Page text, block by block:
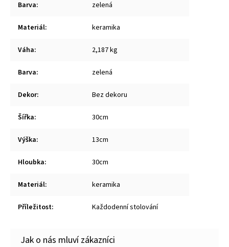
Barva: zelená
Materiál: keramika
Váha: 2,187 kg
Barva: zelená
Dekor: Bez dekoru
Šířka: 30cm
Výška: 13cm
Hloubka: 30cm
Materiál: keramika
Příležitost: Každodenní stolování